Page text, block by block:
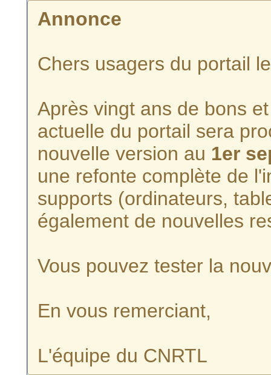
Annonce
Chers usagers du portail
Après vingt ans de bons
actuelle du portail sera
nouvelle version au 1er
une refonte complète de
supports (ordinateurs,
également de nouvelles
Vous pouvez tester la
En vous remerciant,
L'équipe du CNRTL